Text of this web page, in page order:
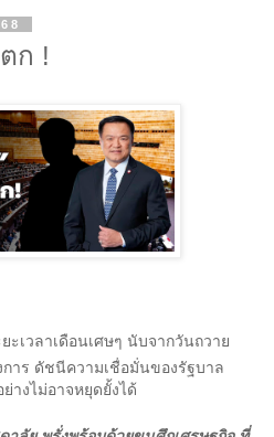
ก !
ะเวลาเดือนเศษๆ นับจากวันถวาย
าร ดัชนีความเชื่อมั่นของรัฐบาล
างไม่อาจหยุดยั้งได้